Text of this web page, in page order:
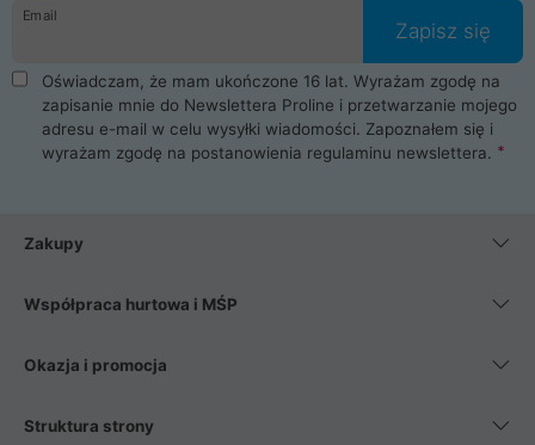
Email
Zapisz się
Oświadczam, że mam ukończone 16 lat. Wyrażam zgodę na
zapisanie mnie do Newslettera Proline i przetwarzanie mojego
adresu e-mail w celu wysyłki wiadomości. Zapoznałem się i
wyrażam zgodę na postanowienia regulaminu newslettera.
Zakupy
Współpraca hurtowa i MŚP
Okazja i promocja
Struktura strony